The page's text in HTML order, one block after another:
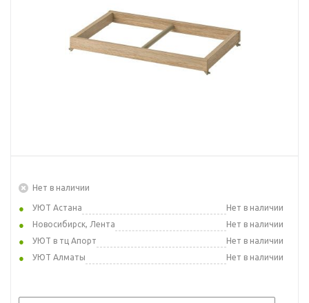
Нет в наличии
УЮТ Астана
Нет в наличии
Новосибирск, Лента
Нет в наличии
УЮТ в тц Апорт
Нет в наличии
УЮТ Алматы
Нет в наличии